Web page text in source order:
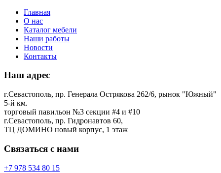
Главная
О нас
Каталог мебели
Наши работы
Новости
Контакты
Наш адрес
г.Севастополь, пр. Генерала Острякова 262/6, рынок "Южный"
5-й км.
торговый павильон №3 секции #4 и #10
г.Севастополь, пр. Гидронавтов 60,
ТЦ ДОМИНО новый корпус, 1 этаж
Связаться с нами
+7 978 534 80 15